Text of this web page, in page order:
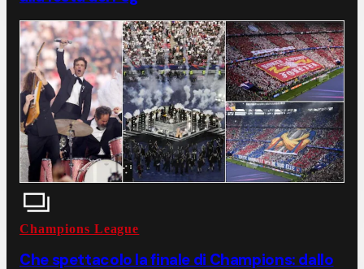
Champions League
Che spettacolo la finale di Champions: dallo